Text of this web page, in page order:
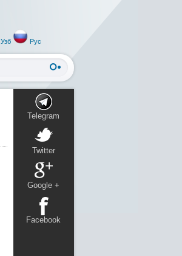
Узб Рус
Telegram
Twitter
Google +
Facebook